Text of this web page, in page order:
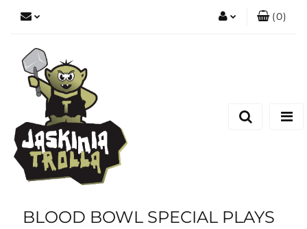
(0)
BLOOD BOWL SPECIAL PLAYS